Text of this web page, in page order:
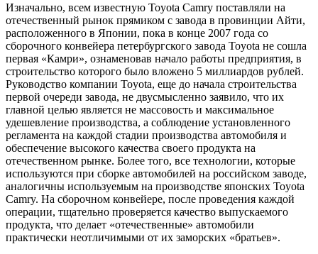
Изначально, всем известную Toyota Camry поставляли на
отечественный рынок прямиком с завода в провинции Айти,
расположенного в Японии, пока в конце 2007 года со
сборочного конвейера петербургского завода Toyota не сошла
первая «Камри», ознаменовав начало работы предприятия, в
строительство которого было вложено 5 миллиардов рублей.
Руководство компании Toyota, еще до начала строительства
первой очереди завода, не двусмысленно заявило, что их
главной целью является не массовость и максимальное
удешевление производства, а соблюдение установленного
регламента на каждой стадии производства автомобиля и
обеспечение высокого качества своего продукта на
отечественном рынке. Более того, все технологии, которые
используются при сборке автомобилей на российском заводе,
аналогичны используемым на производстве японских Toyota
Camry. На сборочном конвейере, после проведения каждой
операции, тщательно проверяется качество выпускаемого
продукта, что делает «отечественные» автомобили
практически неотличимыми от их заморских «братьев».